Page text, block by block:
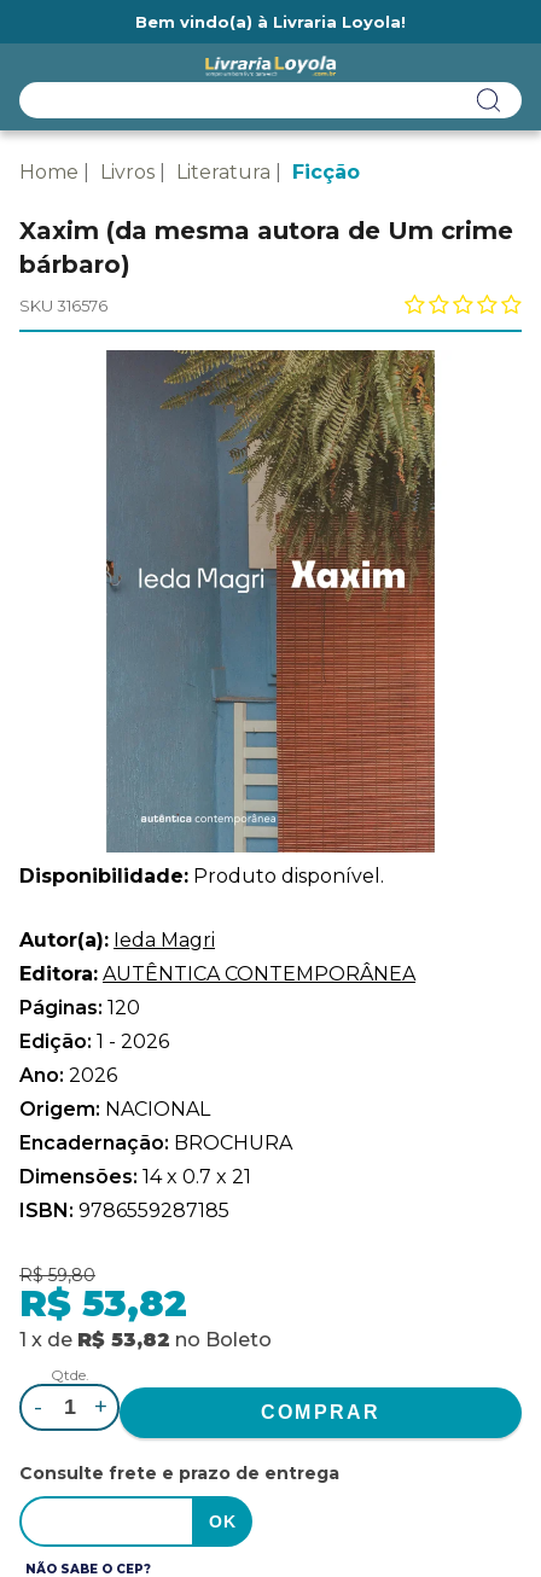
Bem vindo(a) à Livraria Loyola!
Home Livros Literatura Ficção
Xaxim (da mesma autora de Um crime
bárbaro)
SKU 316576
Disponibilidade: Produto disponível.
Autor(a): Ieda Magri
Editora: AUTÊNTICA CONTEMPORÂNEA
Páginas: 120
Edição: 1 - 2026
Ano: 2026
Origem: NACIONAL
Encadernação: BROCHURA
Dimensões: 14 x 0.7 x 21
ISBN: 9786559287185
R$ 59,80
R$ 53,82
1 x de R$ 53,82 no Boleto
Qtde.
- +
Consulte frete e prazo de entrega
NÃO SABE O CEP?